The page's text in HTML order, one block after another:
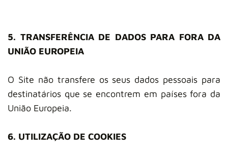
5. TRANSFERÊNCIA DE DADOS PARA FORA DA
UNIÃO EUROPEIA
O Site não transfere os seus dados pessoais para
destinatários que se encontrem em países fora da
União Europeia.
6. UTILIZAÇÃO DE COOKIES